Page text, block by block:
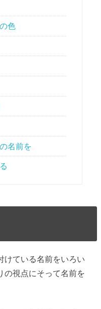
色
名前を
けている名前をいろい
の視点にそって名前を